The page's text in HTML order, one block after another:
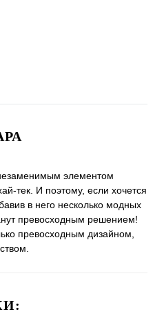
элементом
тек. И поэтому, если хочется
в него несколько модных
превосходным решением!
превосходным дизайном,